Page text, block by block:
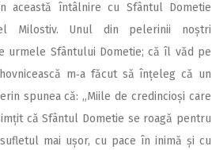
această întâlnire cu Sfântul Dometie
Milostiv. Unul din pelerinii noștri
urmele Sfântului Dometie; că îl văd pe
m‑a făcut să înțeleg că un
spunea că: „Miile de credincioși care
că Sfântul Dometie se roagă pentru
mai ușor, cu pace în inimă și cu